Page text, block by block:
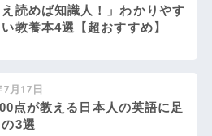
え読めば知識人！」わかりやす
教養本4選【超おすすめ】
月17日
点が教える日本人の英語に足
3選